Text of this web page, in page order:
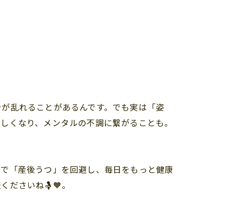
乱れることがあるんです。でも実は「姿
なり、メンタルの不調に繋がることも。
「産後うつ」を回避し、毎日をもっと健康
ださいね🤱🧡。